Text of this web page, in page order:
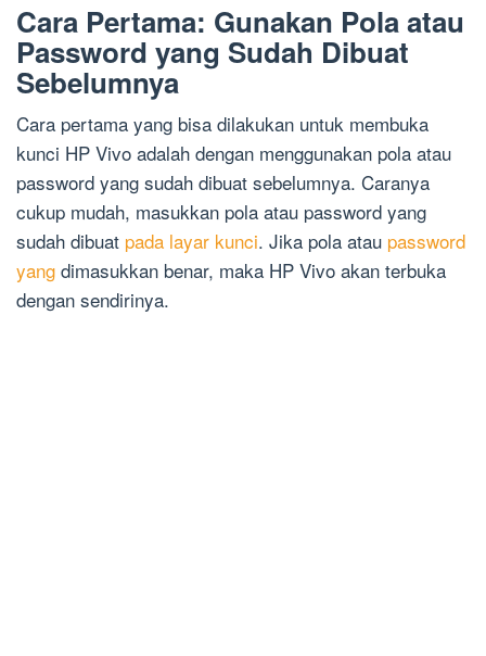
Cara Pertama: Gunakan Pola atau
Password yang Sudah Dibuat
Sebelumnya
Cara pertama yang bisa dilakukan untuk membuka
kunci HP Vivo adalah dengan menggunakan pola atau
password yang sudah dibuat sebelumnya. Caranya
cukup mudah, masukkan pola atau password yang
sudah dibuat pada layar kunci. Jika pola atau password
yang dimasukkan benar, maka HP Vivo akan terbuka
dengan sendirinya.